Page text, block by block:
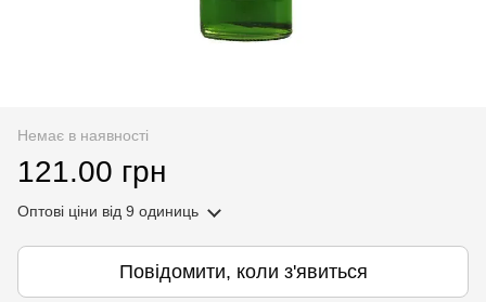
Немає в наявності
121.00 грн
Оптові ціни від 9 одиниць
Повідомити, коли з'явиться